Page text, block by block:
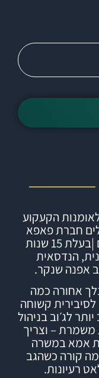
הקעקוע
חברתפאפא
|
בעלת 15 שנות
הנדסאית
אפנה שנקר.
אחורה כמה
נולד לסיבירית קשוחה
לג׳וב בניהול
של 14 שעות משמרת – וצריך
אמא במשרה
קורה כשהגב
רעיונות.